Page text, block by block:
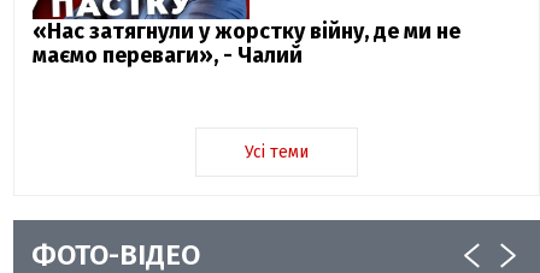
«Нас затягнули у жорстку війну, де ми не
маємо переваги», - Чалий
Усі теми
ФОТО-ВІДЕО